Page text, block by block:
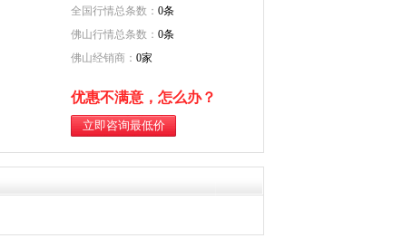
全国行情总条数： 0条
佛山行情总条数： 0条
佛山经销商： 0家
优惠不满意，怎么办？